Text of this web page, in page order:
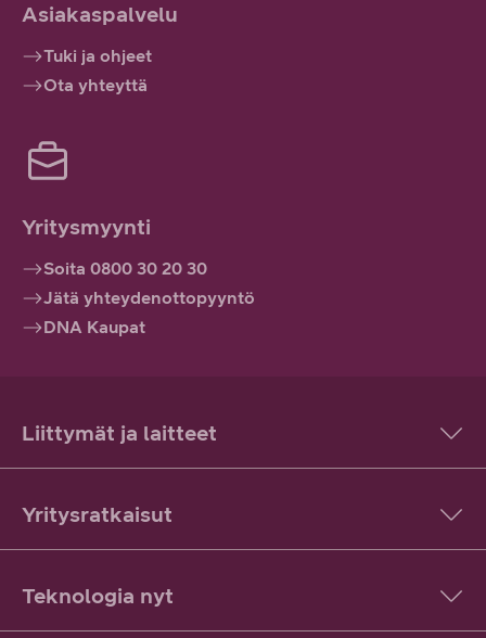
Asiakaspalvelu
Tuki ja ohjeet
Ota yhteyttä
Yritysmyynti
Soita 0800 30 20 30
Jätä yhteydenottopyyntö
DNA Kaupat
Liittymät ja laitteet
Yritysratkaisut
Teknologia nyt